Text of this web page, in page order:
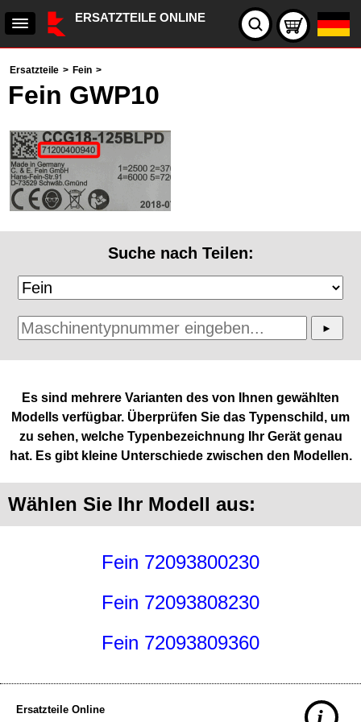
ERSATZTEILE ONLINE
Ersatzteile > Fein >
Fein GWP10
Suche nach Teilen:
Es sind mehrere Varianten des von Ihnen gewählten
Modells verfügbar. Überprüfen Sie das Typenschild, um
zu sehen, welche Typenbezeichnung Ihr Gerät genau
hat. Es gibt kleine Unterschiede zwischen den Modellen.
Wählen Sie Ihr Modell aus:
Fein 72093800230
Fein 72093808230
Fein 72093809360
Ersatzteile Online